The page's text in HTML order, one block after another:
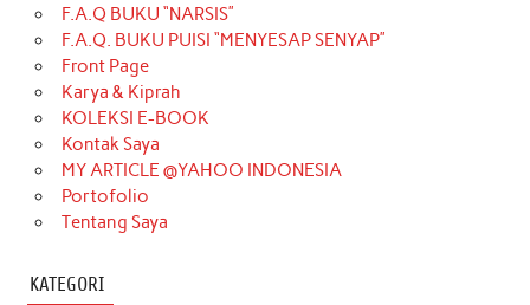
F.A.Q BUKU “NARSIS”
F.A.Q. BUKU PUISI “MENYESAP SENYAP”
Front Page
Karya & Kiprah
KOLEKSI E-BOOK
Kontak Saya
MY ARTICLE @YAHOO INDONESIA
Portofolio
Tentang Saya
KATEGORI